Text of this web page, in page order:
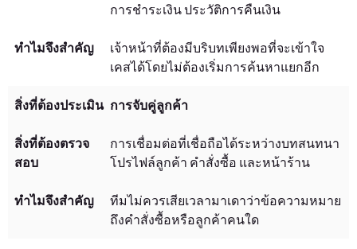
การชำระเงิน ประวัติการคืนเงิน
เจ้าหน้าที่ต้องมีบริบทเพียงพอที่จะเข้าใจ
เคสได้โดยไม่ต้องเริ่มการค้นหาแยกอีก
การจับคู่ลูกค้า
การเชื่อมต่อที่เชื่อถือได้ระหว่างบทสนทนา
โปรไฟล์ลูกค้า คำสั่งซื้อ และหน้าร้าน
ทีมไม่ควรเสียเวลามาเดาว่าข้อความหมาย
ถึงคำสั่งซื้อหรือลูกค้าคนใด